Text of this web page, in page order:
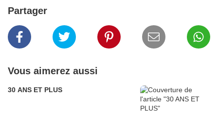
Partager
Vous aimerez aussi
30 ANS ET PLUS